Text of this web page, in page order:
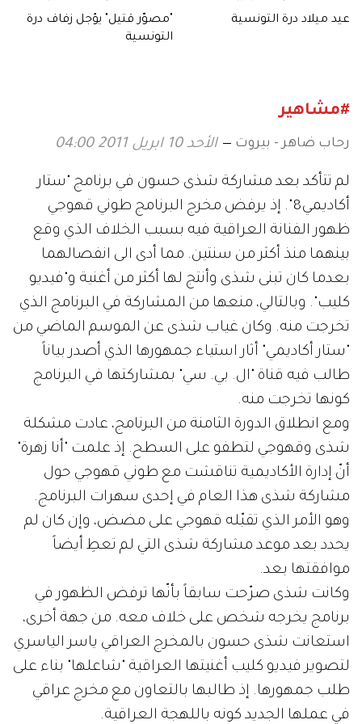
عيد ميلاد درة التونسية
"مصوّر قتيل" يؤجل زفاف درة
التونسية
#مشاهير
رحاب ضاهر - بيروت الأحد 10 ابريل 2011 04:00
لم تتأكد بعد مشاركة شذى حسون في برنامج "ستار
أكاديمي8". إذ يرفض مخرج البرنامج طوني قهوجي
ظهور الفنانة العراقية فيه بسبب الخلاف الذي وقع
بينهما منذ أكثر من سنتين. مما أدى الى انفصالهما
بعدما كان تبنى شذى وأنتج لها أكثر من أغنية و"فيديو
كليب". وبالتالي، منعها من المشاركة في البرنامج الذي
تخرجت منه. وكان غياب شذى عن الموسم الماضي من
"ستار أكاديمي" أثار استياء جمهورها الذي أصدر بياناً
طالب فيه قناة "ال. بي. سي" بمشاركتها في البرنامج
كونها تخرجت منه.
ومع انطلاق الدورة الثامنة من البرنامج، عادت مشكلة
شذى وقهوجي لتطفو على السطح. إذ علمت "أنا زهرة"
أنّ إدارة الأكاديمية تناقشت مع طوني قهوجي حول
مشاركة شذى هذا العام في إحدى سهرات البرنامج.
وهو الأمر الذي تقبّله قهوجي على مضض، وإن كان لم
يحدد بعد موعد مشاركة شذى التي لم تعطِ أيضاً
موافقتها بعد.
وكانت شذى صرّحت سابقاً بأنّها ترفض الظهور في
برنامج يخرجه شخص على خلاف معه. من جهة أخرى،
استعانت شذى حسون بالمخرج العراقي ياسر الياسري
لتصوير فيديو كليب أغنيتها العراقية "شاعلها" بناء على
طلب جمهورها. إذ طالبها بالتعاون مع مخرج عراقي
في عملها الجديد كونه باللهجة العراقية.